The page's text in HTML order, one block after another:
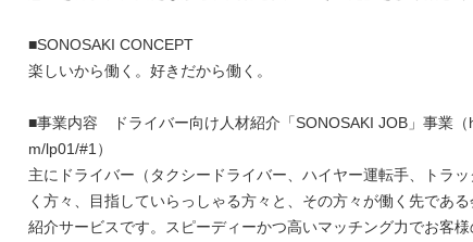
■SONOSAKI CONCEPT
楽しいから働く。好きだから働く。
■事業内容 ドライバー向け人材紹介「SONOSAKI JOB」事業
m/lp01/#1）
主にドライバー（タクシードライバー、ハイヤー運転手、トラ
く方々、目指していらっしゃる方々と、その方々が働く先であ
紹介サービスです。スピーディーかつ高いマッチング力でお客様